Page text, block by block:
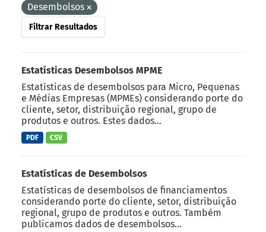
Desembolsos
Filtrar Resultados
Estatísticas Desembolsos MPME
Estatísticas de desembolsos para Micro, Pequenas
e Médias Empresas (MPMEs) considerando porte do
cliente, setor, distribuição regional, grupo de
produtos e outros. Estes dados...
PDF CSV
Estatísticas de Desembolsos
Estatísticas de desembolsos de financiamentos
considerando porte do cliente, setor, distribuição
regional, grupo de produtos e outros. Também
publicamos dados de desembolsos...